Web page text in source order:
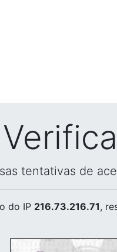
tentativas de
do IP 216.73.216.71,